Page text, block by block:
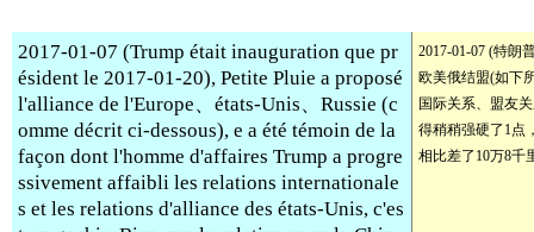
2017-01-07 (Trump était inauguration que pr
ésident le 2017-01-20), Petite Pluie a proposé
l'alliance de l'Europe、états-Unis、Russie (c
omme décrit ci-dessous), e a été témoin de la
façon dont l'homme d'affaires Trump a progre
ssivement affaibli les relations internationale
s et les relations d'alliance des états-Unis, c'es
2017-01-07 (特朗
欧美俄结盟(如下
国际关系、盟友
得稍稍强硬了1点
相比差了10万8千